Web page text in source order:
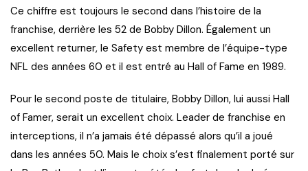
Ce chiffre est toujours le second dans l’histoire de la
franchise, derrière les 52 de Bobby Dillon. Également un
excellent returner, le Safety est membre de l’équipe-type
NFL des années 60 et il est entré au Hall of Fame en 1989.
Pour le second poste de titulaire, Bobby Dillon, lui aussi Hall
of Famer, serait un excellent choix. Leader de franchise en
interceptions, il n’a jamais été dépassé alors qu’il a joué
dans les années 50. Mais le choix s’est finalement porté sur